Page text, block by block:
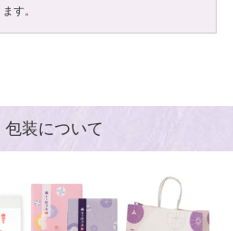
す。
包装について